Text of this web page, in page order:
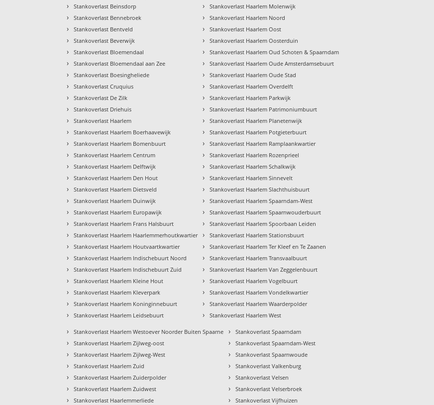
› Stankoverlast Beinsdorp
› Stankoverlast Bennebroek
› Stankoverlast Bentveld
› Stankoverlast Beverwijk
› Stankoverlast Bloemendaal
› Stankoverlast Bloemendaal aan Zee
› Stankoverlast Boesingheliede
› Stankoverlast Cruquius
› Stankoverlast De Zilk
› Stankoverlast Driehuis
› Stankoverlast Haarlem
› Stankoverlast Haarlem Boerhaavewijk
› Stankoverlast Haarlem Bomenbuurt
› Stankoverlast Haarlem Centrum
› Stankoverlast Haarlem Delftwijk
› Stankoverlast Haarlem Den Hout
› Stankoverlast Haarlem Dietsveld
› Stankoverlast Haarlem Duinwijk
› Stankoverlast Haarlem Europawijk
› Stankoverlast Haarlem Frans Halsbuurt
› Stankoverlast Haarlem Haarlemmerhoutkwartier
› Stankoverlast Haarlem Houtvaartkwartier
› Stankoverlast Haarlem Indischebuurt Noord
› Stankoverlast Haarlem Indischebuurt Zuid
› Stankoverlast Haarlem Kleine Hout
› Stankoverlast Haarlem Kleverpark
› Stankoverlast Haarlem Koninginnebuurt
› Stankoverlast Haarlem Leidsebuurt
› Stankoverlast Haarlem Molenwijk
› Stankoverlast Haarlem Noord
› Stankoverlast Haarlem Oost
› Stankoverlast Haarlem Oosterduin
› Stankoverlast Haarlem Oud Schoten & Spaarndam
› Stankoverlast Haarlem Oude Amsterdamsebuurt
› Stankoverlast Haarlem Oude Stad
› Stankoverlast Haarlem Overdelft
› Stankoverlast Haarlem Parkwijk
› Stankoverlast Haarlem Patrimoniumbuurt
› Stankoverlast Haarlem Planetenwijk
› Stankoverlast Haarlem Potgieterbuurt
› Stankoverlast Haarlem Ramplaankwartier
› Stankoverlast Haarlem Rozenprieel
› Stankoverlast Haarlem Schalkwijk
› Stankoverlast Haarlem Sinnevelt
› Stankoverlast Haarlem Slachthuisbuurt
› Stankoverlast Haarlem Spaarndam-West
› Stankoverlast Haarlem Spaarnwouderbuurt
› Stankoverlast Haarlem Spoorbaan Leiden
› Stankoverlast Haarlem Stationsbuurt
› Stankoverlast Haarlem Ter Kleef en Te Zaanen
› Stankoverlast Haarlem Transvaalbuurt
› Stankoverlast Haarlem Van Zeggelenbuurt
› Stankoverlast Haarlem Vogelbuurt
› Stankoverlast Haarlem Vondelkwartier
› Stankoverlast Haarlem Waarderpolder
› Stankoverlast Haarlem West
› Stankoverlast Haarlem Westoever Noorder Buiten Spaarne
› Stankoverlast Haarlem Zijlweg-oost
› Stankoverlast Haarlem Zijlweg-West
› Stankoverlast Haarlem Zuid
› Stankoverlast Haarlem Zuiderpolder
› Stankoverlast Haarlem Zuidwest
› Stankoverlast Haarlemmerliede
› Stankoverlast Spaarndam
› Stankoverlast Spaarndam-West
› Stankoverlast Spaarnwoude
› Stankoverlast Valkenburg
› Stankoverlast Velsen
› Stankoverlast Velserbroek
› Stankoverlast Vijfhuizen